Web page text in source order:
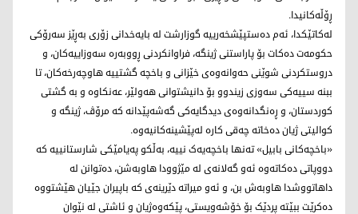
ڕۆڵەکانیدا.
لەکاتێکدا، ئەم دەستپێشخەرییە گوزارشت لە بایەخدانی زۆری بەڕێز سەرۆکی
حکومەت دەکات بۆ پاراستنی ژینگە، فراوانکردنی ڕووبەرە سەوزاییەکان، و
دروستکردنی شوێنی حەوانەوەی خێزانی و باخچە گشتییە هاوچەرخەکان، تا
ببنە سییەکی سەوزی زیندوو بۆ دانیشتوانی هەولێر، عەنکاوە و بە گشتی
کوردستان، و ڕەنگدانەوەی دیدگایەکی گەشەپێدانە کە مرۆڤ، ژینگە و
کوالیتی ژیان دەخاتە چەقی کارە لەپێشینەکانیەوە.
«باخچەکانی بابیل» تەنها باخچەیەک نییە، بەڵکو پەیامێکی شارستانییە کە
دووپاتی دەکاتەوە ئەو گەلانەی لە مێژوودا هاوبەشن، دەتوانن لە
داهاتووشدا هاوبەش بن، و ئەو میراتە دێرینەی کە باپیران جێیان هێشتووە
دەکرێت ببێتە پردێک بۆ خۆشەویستی، پێکەوەژیان و ئاشتی لە نێوان